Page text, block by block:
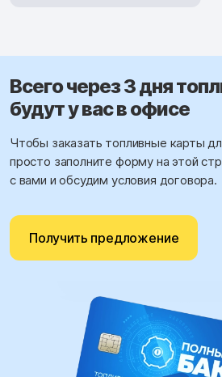
Всего через 3 дня
будут у вас в офисе
Чтобы заказать топливные карты
просто заполните форму на этой
с вами и обсудим условия договора.
Получить предложение